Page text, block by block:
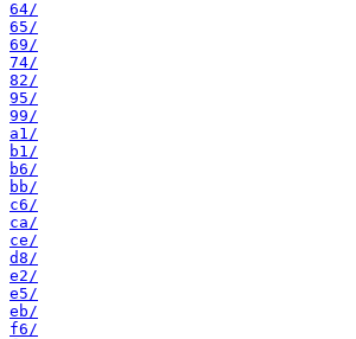
64/
65/
69/
74/
82/
95/
99/
a1/
b1/
b6/
bb/
c6/
ca/
ce/
d8/
e2/
e5/
eb/
f6/